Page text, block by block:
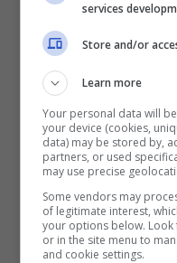
facendo il giro del
da sempre più
services
Store and/or
Learn more
Your personal data will
your device (cookies,
data) may be stored by,
partners, or used
may use precise
Some vendors may
of legitimate interest,
your options below.
or in the site menu to
and cookie settings.